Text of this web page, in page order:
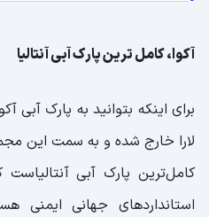
آکوا، کامل ترین پارک آبی آنتالیا
برای اینکه بتوانید به پارک آبی
لارا خارج شده و به سمت این
کامل‌ترین پارک آبی
استانداردهای جهانی ایمنی